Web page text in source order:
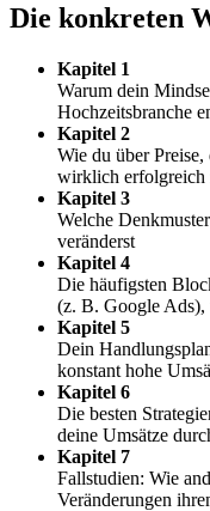
Die konkreten
Kapitel 1
Warum dein
Hochzeitsbranche
Kapitel 2
Wie du über
wirklich erfolgreich
Kapitel 3
Welche
veränderst
Kapitel 4
Die häufigsten
(z. B. Google Ads),
Kapitel 5
Dein
konstant hohe
Kapitel 6
Die besten
deine Umsätze
Kapitel 7
Fallstudien: Wie
Veränderungen